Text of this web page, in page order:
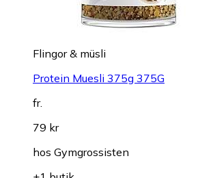
Flingor & müsli
Protein Muesli 375g 375G
fr.
79 kr
hos Gymgrossisten